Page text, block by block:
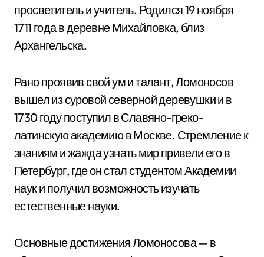
просветитель и учитель. Родился 19 ноября
1711 года в деревне Михайловка, близ
Архангельска.
Рано проявив свой ум и талант, Ломоносов
вышел из суровой северной деревушки и в
1730 году поступил в Славяно-греко-
латинскую академию в Москве. Стремление к
знаниям и жажда узнать мир привели его в
Петербург, где он стал студентом Академии
наук и получил возможность изучать
естественные науки.
Основные достижения Ломоносова — в